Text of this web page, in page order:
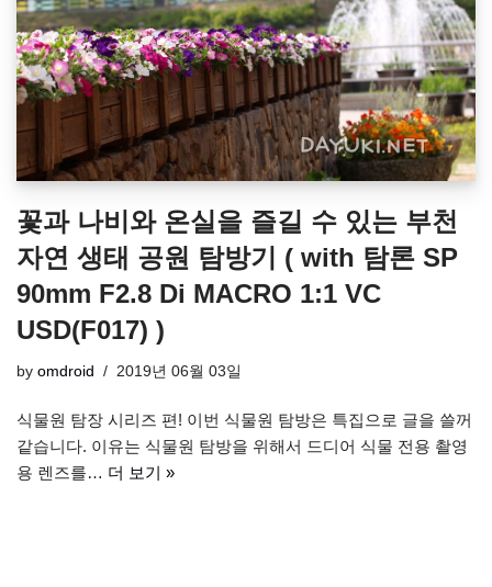
꽃과 나비와 온실을 즐길 수 있는 부천
자연 생태 공원 탐방기 ( with 탐론 SP
90mm F2.8 Di MACRO 1:1 VC
USD(F017) )
by omdroid 2019년 06월 03일
식물원 탐장 시리즈 편! 이번 식물원 탐방은 특집으로 글을 쓸꺼
같습니다. 이유는 식물원 탐방을 위해서 드디어 식물 전용 촬영
용 렌즈를… 더 보기 »